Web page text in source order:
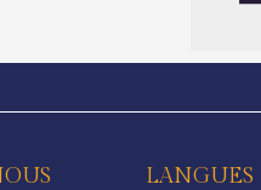
LANGUES